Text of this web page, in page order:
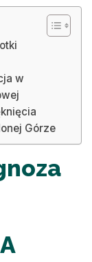
w
Górze